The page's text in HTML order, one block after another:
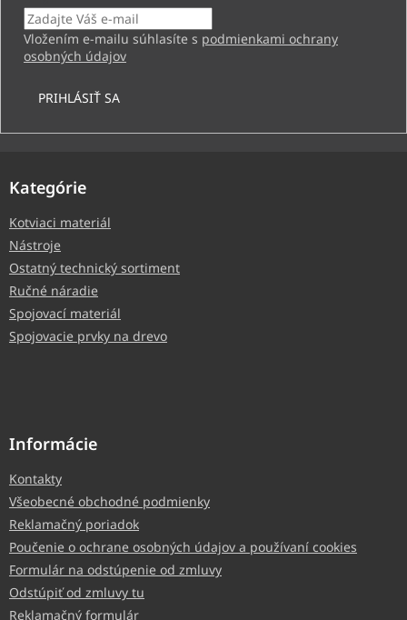
Vložením e-mailu súhlasíte s podmienkami ochrany
osobných údajov
PRIHLÁSIŤ SA
Kategórie
Kotviaci materiál
Nástroje
Ostatný technický sortiment
Ručné náradie
Spojovací materiál
Spojovacie prvky na drevo
Informácie
Kontakty
Všeobecné obchodné podmienky
Reklamačný poriadok
Poučenie o ochrane osobných údajov a používaní cookies
Formulár na odstúpenie od zmluvy
Odstúpiť od zmluvy tu
Reklamačný formulár